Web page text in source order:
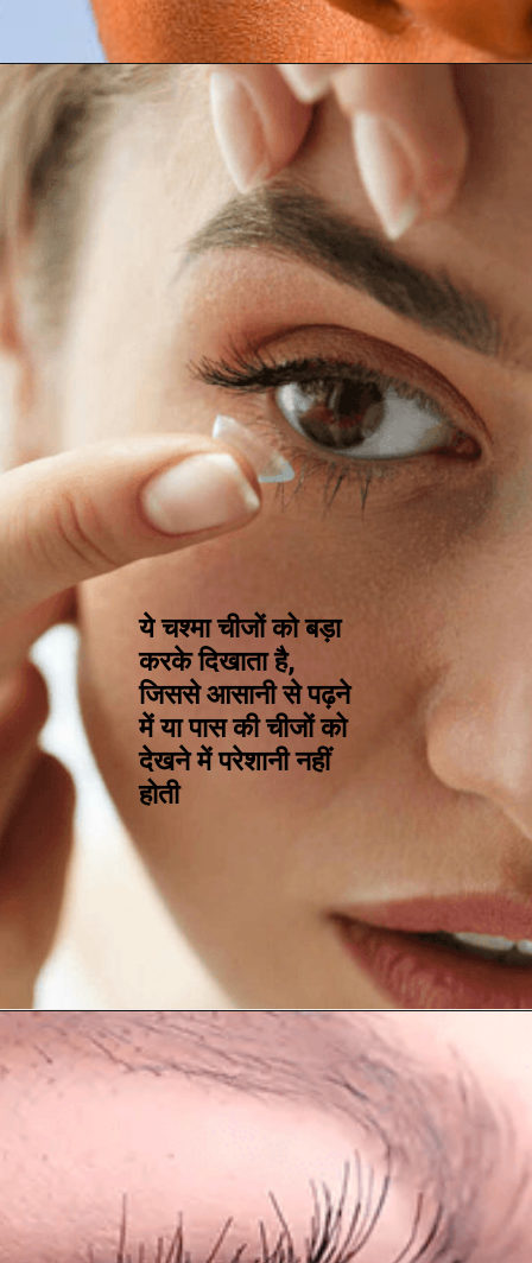
ये चश्मा चीजों को बड़ा
करके दिखाता है,
जिससे आसानी से पढ़ने
में या पास की चीजों को
देखने में परेशानी नहीं
होती